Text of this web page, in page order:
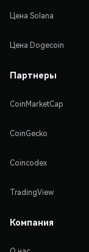
Цена Solana
Цена Dogecoin
Партнеры
CoinMarketCap
CoinGecko
Coincodex
TradingView
Компания